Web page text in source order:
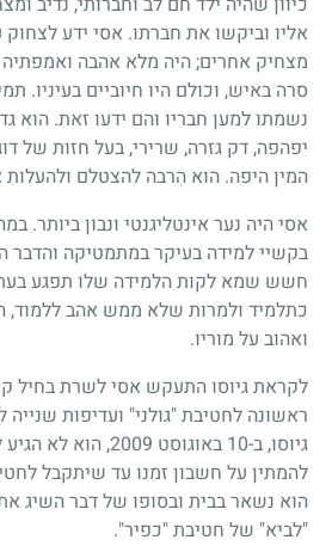
אליו וביקשו את חברתו. אסי ידע
מצחיק אחרים; היה מלא אהבה ואמפתיה
סרה באיש, וכולם היו חיוביים בעיניו.
נשמתו למען חבריו והם ידעו זאת. הוא
יפהפה, דק גזרה, שרירי, בעל חזות של
המין היפה. הוא הִרבה להצטלם ולהעלות
אסי היה נער אינטליגנטי ונבון ביותר.
בקשיי למידה בעיקר במתמטיקה והדבר
חשש שמא לקות הלמידה שלו תפגע
כתלמיד ולמרות שלא ממש אהב ללמוד,
ואהוב על מוריו.
לקראת גיוסו התעקש אסי לשרת בחיל
ראשונה לחטיבת "גולני" ועדיפות
גיוסו, ב-10 באוגוסט
להמתין על חשבון זמנו עד שיתקבל
הוא נשאר בבית ובסופו של דבר השיג
"לביא" של חטיבת "כפיר".